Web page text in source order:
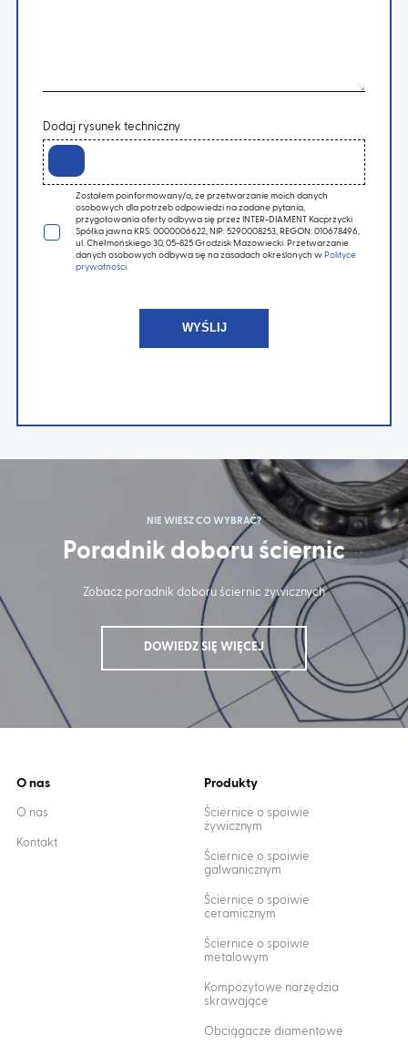
Dodaj rysunek techniczny
Zostałem poinformowany/a, że przetwarzanie moich danych
osobowych dla potrzeb odpowiedzi na zadane pytania,
przygotowania oferty odbywa się przez INTER-DIAMENT Kacprzycki
Spółka jawna KRS: 0000006622, NIP: 5290008253, REGON: 010678496,
ul. Chełmońskiego 30, 05-825 Grodzisk Mazowiecki. Przetwarzanie
danych osobowych odbywa się na zasadach określonych w Polityce
prywatności.
NIE WIESZ CO WYBRAĆ?
Poradnik doboru ściernic
Zobacz poradnik doboru ściernic żywicznych
DOWIEDZ SIĘ WIĘCEJ
O nas
O nas
Kontakt
Produkty
Ściernice o spoiwie
żywicznym
Ściernice o spoiwie
galwanicznym
Ściernice o spoiwie
ceramicznym
Ściernice o spoiwie
metalowym
Kompozytowe narzędzia
skrawające
Obciągacze diamentowe